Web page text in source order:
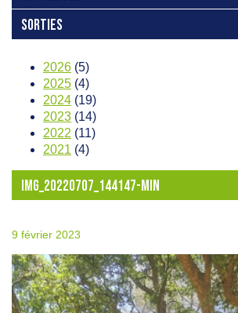
SORTIES
2026 (5)
2025 (4)
2024 (19)
2023 (14)
2022 (11)
2021 (4)
IMG_20220707_144147-MIN
9 février 2023